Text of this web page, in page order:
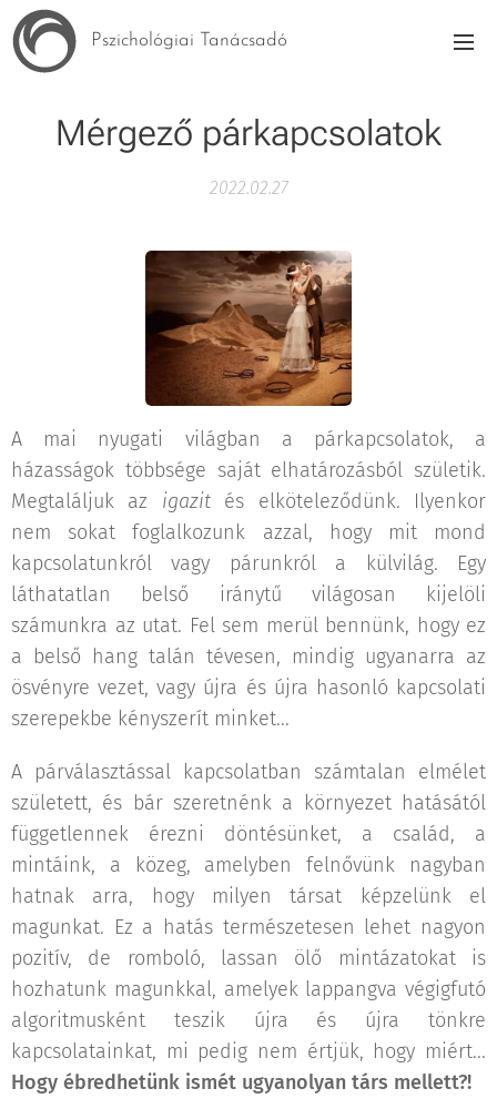
Pszichológiai Tanácsadó
Mérgező párkapcsolatok
2022.02.27
A mai nyugati világban a párkapcsolatok, a
házasságok többsége saját elhatározásból születik.
Megtaláljuk az igazit és elköteleződünk. Ilyenkor
nem sokat foglalkozunk azzal, hogy mit mond
kapcsolatunkról vagy párunkról a külvilág. Egy
láthatatlan belső iránytű világosan kijelöli
számunkra az utat. Fel sem merül bennünk, hogy ez
a belső hang talán tévesen, mindig ugyanarra az
ösvényre vezet, vagy újra és újra hasonló kapcsolati
szerepekbe kényszerít minket...
A párválasztással kapcsolatban számtalan elmélet
született, és bár szeretnénk a környezet hatásától
függetlennek érezni döntésünket, a család, a
mintáink, a közeg, amelyben felnővünk nagyban
hatnak arra, hogy milyen társat képzelünk el
magunkat. Ez a hatás természetesen lehet nagyon
pozitív, de romboló, lassan ölő mintázatokat is
hozhatunk magunkkal, amelyek lappangva végigfutó
algoritmusként teszik újra és újra tönkre
kapcsolatainkat, mi pedig nem értjük, hogy miért...
Hogy ébredhetünk ismét ugyanolyan társ mellett?!